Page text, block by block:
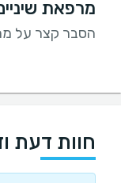
מרפאת
הסבר קצר על
חוות דעת